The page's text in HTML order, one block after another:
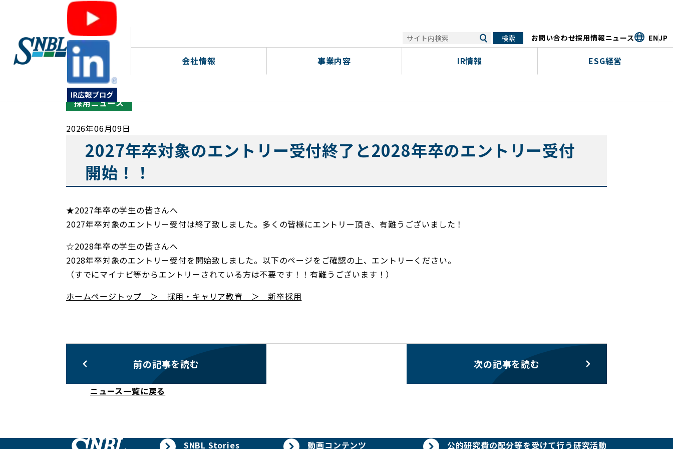
会社情報 事業内容 IR情報 ESG経営
お問い合わせ採用情報ニュース ENJP
ホームページトップ 採用ニュース 2027年卒対象のエントリー受付終了と2028年卒のエントリー受付開始！！
2027年卒対象のエントリー受付終了と2028年卒のエントリー受付
開始！！
2026年06月09日
採用ニュース
★2027年卒の学生の皆さんへ
2027年卒対象のエントリー受付は終了致しました。多くの皆様にエントリー頂き、有難うございました！
☆2028年卒の学生の皆さんへ
2028年卒対象のエントリー受付を開始致しました。以下のページをご確認の上、エントリーください。
（すでにマイナビ等からエントリーされている方は不要です！！有難うございます！）
ホームページトップ ＞ 採用・キャリア教育 ＞ 新卒採用
前の記事を読む 次の記事を読む
ニュース一覧に戻る
SNBL Stories 動画コンテンツ 公的研究費の配分等を受けて行う研究活動